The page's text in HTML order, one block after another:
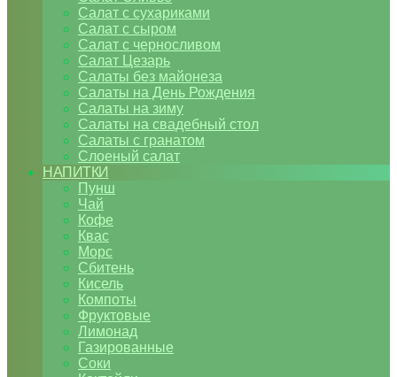
Салат с сухариками
Салат с сыром
Салат с черносливом
Салат Цезарь
Салаты без майонеза
Салаты на День Рождения
Салаты на зиму
Салаты на свадебный стол
Салаты с гранатом
Слоеный салат
НАПИТКИ
Пунш
Чай
Кофе
Квас
Морс
Сбитень
Кисель
Компоты
Фруктовые
Лимонад
Газированные
Соки